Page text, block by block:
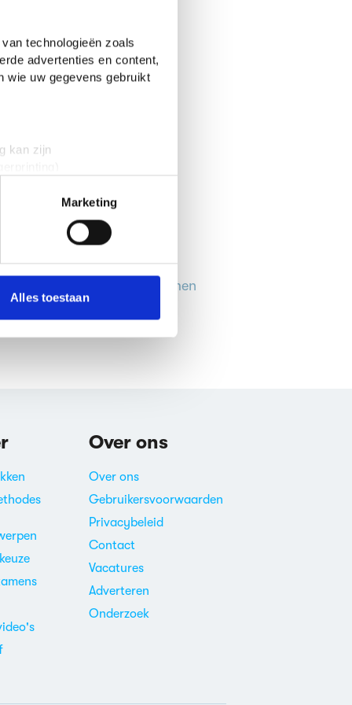
technologieën zoals
advertenties en content,
wie uw gegevens gebruikt
kan zijn
te bieden en om ons
die je aan ze hebt
Marketing
Alles toestaan
is gesloten. Deze
is geëindigd met 5 stemmen
Over ons
Over ons
Gebruikersvoorwaarden
Privacybeleid
Contact
Vacatures
Adverteren
Onderzoek